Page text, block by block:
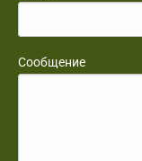
Сообщение